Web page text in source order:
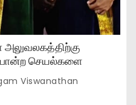
அலுவலகத்திற்கு
செயல்களை
Viswanathan